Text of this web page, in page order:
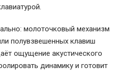
молоточковый механизм
полувзвешенных клавиш
ощущение акустического
динамику и готовит